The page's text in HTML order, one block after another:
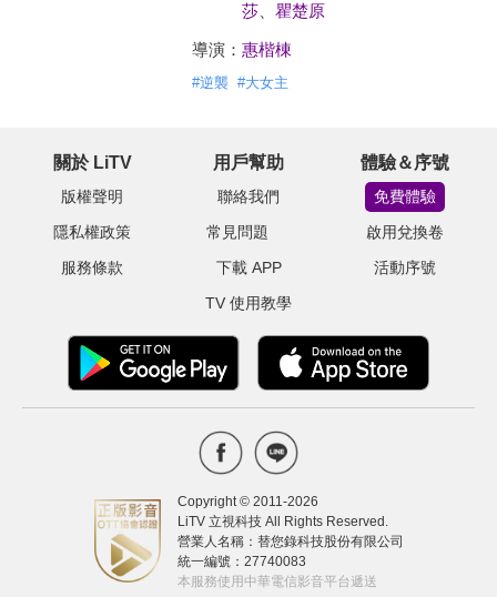
莎、 瞿楚原
導演： 惠楷棟
#逆襲 #大女主
關於 LiTV
版權聲明
隱私權政策
服務條款
用戶幫助
聯絡我們
常見問題
下載 APP
TV 使用教學
體驗＆序號
免費體驗
啟用兌換卷
活動序號
Copyright © 2011-2026
LiTV 立視科技 All Rights Reserved.
營業人名稱：替您錄科技股份有限公司
統一編號：27740083
本服務使用中華電信影音平台遞送